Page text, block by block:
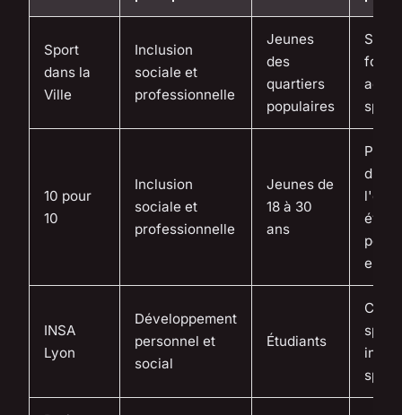
Sport
dans la
Ville
Inclusion
sociale et
professionnelle
Jeunes
des
quartiers
populaires
10 pour
10
Inclusion
sociale et
professionnelle
Jeunes de
18 à 30
ans
pour
INSA
Lyon
Développement
personnel et
social
Étudiants